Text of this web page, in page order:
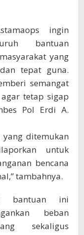
ingin
bantuan
yang
tepat guna.
semangat
tetap sigap
Pol Erdi A.
yang ditemukan
untuk
bencana
tambahnya.
bantuan ini
beban
sekaligus